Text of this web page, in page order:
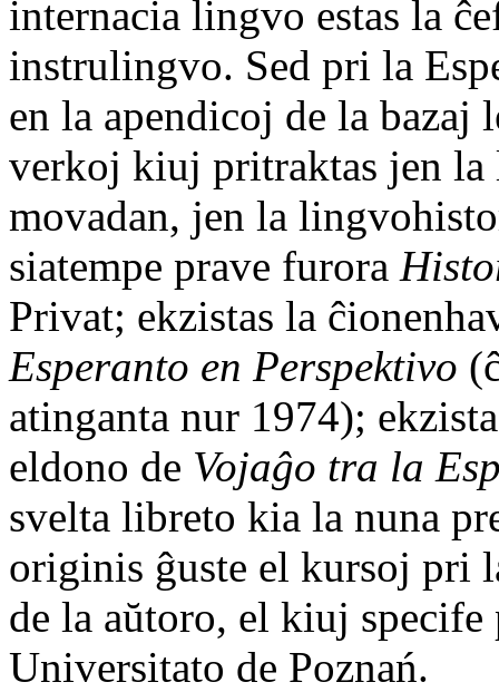
internacia lingvo estas la
instrulingvo. Sed pri la
en la apendicoj de la
verkoj kiuj pritraktas jen la
movadan, jen la
siatempe prave furora
Privat; ekzistas la
Esperanto en Perspektivo
atinganta nur 1974);
eldono de Vojaĝo tra la
svelta libreto kia la nuna
originis ĝuste el kursoj pri
de la aŭtoro, el kiuj specife
Universitato de Poznań.